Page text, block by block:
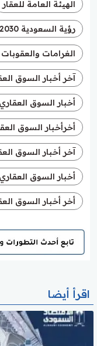
الهيئة العامة للعقار
رؤية السعودية 2030 والعقارات
الغرامات
آخر أخبار السوق
أخبار السوق
أخرأخبار السوق
آخر أخبار السوق
أخبار السوق
أخر أخبار السوق
اقرأ أيضا